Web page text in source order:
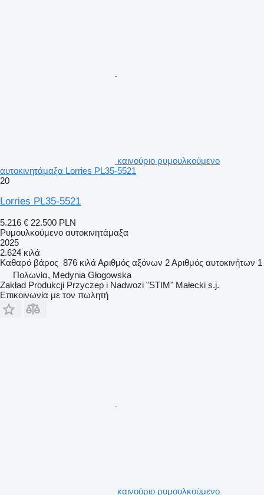
καινούριο ρυμουλκούμενο
αυτοκινητάμαξα Lorries PL35-5521
20
Lorries PL35-5521
5.216 € 22.500 PLN
Ρυμουλκούμενο αυτοκινητάμαξα
2025
2.624 κιλά
Καθαρό βάρος 876 κιλά Αριθμός αξόνων 2Αριθμός αυτοκινήτων 1
Πολωνία, Medynia Głogowska
Zakład Produkcji Przyczep i Nadwozi "STIM" Małecki s.j.
Επικοινωνία με τον πωλητή
καινούριο ρυμουλκούμενο